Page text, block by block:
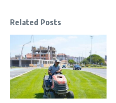
Related Posts